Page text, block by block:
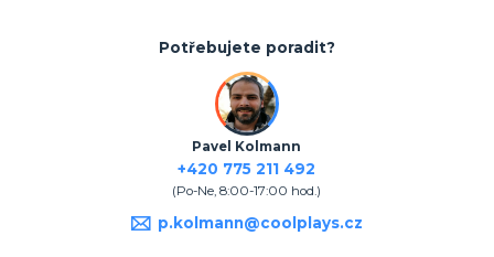
Potřebujete poradit?
Pavel Kolmann
+420 775 211 492
(Po-Ne, 8:00-17:00 hod.)
p.kolmann@coolplays.cz